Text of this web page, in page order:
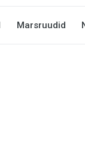
Marsruudid